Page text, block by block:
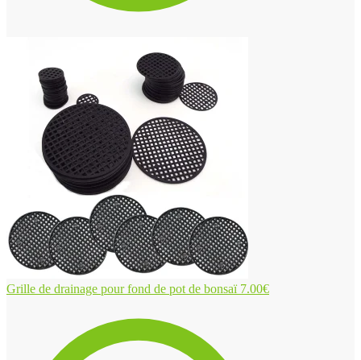
Grille de drainage pour fond de pot de bonsaï 7.00€